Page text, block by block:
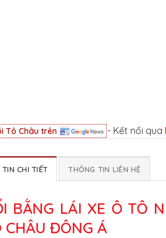
Tô Châu trên - Kết nối qua
CHI TIẾT THÔNG TIN LIÊN HỆ
BẰNG LÁI XE Ô TÔ
CHÂU ĐÔNG Á